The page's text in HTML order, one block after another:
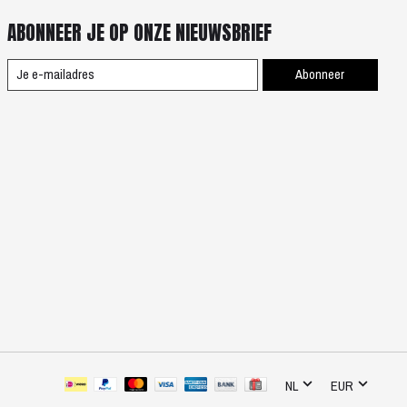
ABONNEER JE OP ONZE NIEUWSBRIEF
Abonneer
NL EUR